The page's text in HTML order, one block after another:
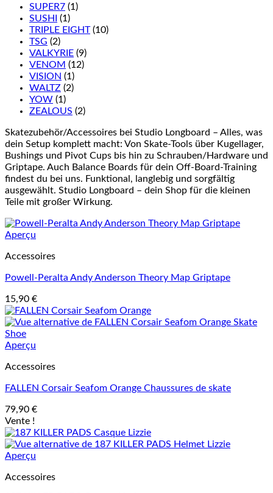
SUPER7 (1)
SUSHI
(1)
TRIPLE EIGHT (10)
TSG (2)
VALKYRIE (9)
VENOM (12)
VISION (1)
WALTZ (2)
YOW (1)
ZEALOUS (2)
Skatezubehör/Accessoires bei Studio Longboard – Alles, was
dein Setup komplett macht: Von Skate-Tools über Kugellager,
Bushings und Pivot Cups bis hin zu Schrauben/Hardware und
Griptape. Auch Balance Boards für dein Off-Board-Training
findest du bei uns. Funktional, langlebig und sorgfältig
ausgewählt. Studio Longboard – dein Shop für die kleinen
Teile mit großer Wirkung.
Aperçu
Accessoires
Powell-Peralta Andy Anderson Theory Map Griptape
15,90 €
Aperçu
Accessoires
FALLEN Corsair Seafom Orange Chaussures de skate
79,90 €
Vente !
Aperçu
Accessoires